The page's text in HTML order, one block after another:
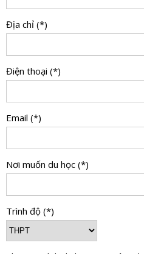
Địa chỉ (*)
Điện thoại (*)
Email (*)
Nơi muốn du học (*)
Trình độ (*)